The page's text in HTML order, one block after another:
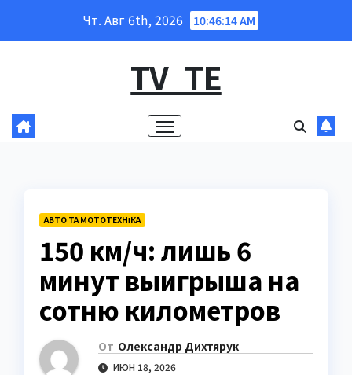
Чт. Авг 6th, 2026 10:46:15 AM
TV_TE
АВТО ТА МОТОТЕХНІКА
150 км/ч: лишь 6
минут выигрыша на
сотню километров
От Олександр Дихтярук
ИЮН 18, 2026